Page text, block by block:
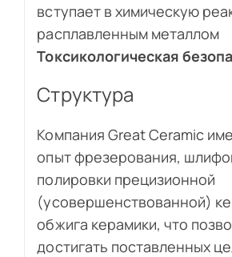
вступает в химическую
расплавленным металлом
Токсикологическая
Структура
Компания Great Ceramic
опыт фрезерования,
полировки прецизионной
(усовершенствованной)
обжига керамики, что
достигать поставленных